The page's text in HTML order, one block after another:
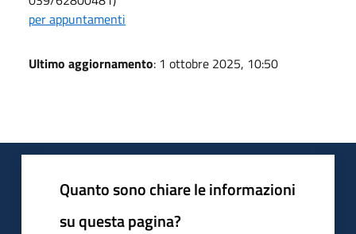
per appuntamenti
Ultimo aggiornamento: 1 ottobre 2025, 10:50
Quanto sono chiare le informazioni
su questa pagina?